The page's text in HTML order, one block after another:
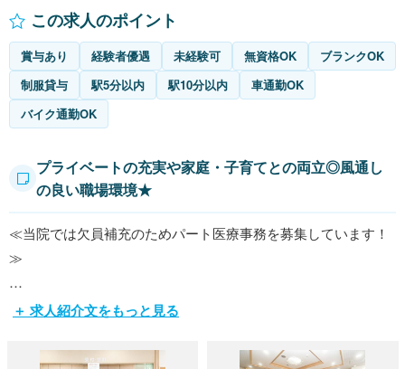
この求人のポイント
賞与あり 経験者優遇 未経験可 無資格OK
ブランクOK
制服貸与
駅5分以内 駅10分以内
車通勤OK
バイク通勤OK
プライベートの充実や家庭・子育てとの両立◎風通し
の良い職場環境★
≪当院では欠員補充のためパート医療事務を募集しています！
≫
街のかかりつけ医として治療に真摯に向き合い「丁寧」をモッ
ただいた上で、治療を進めていきたいと考えている為、患者さ
＋ 求人紹介文をもっと見る